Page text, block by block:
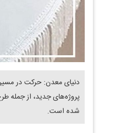
دنیای معدن: حرکت در
پروژه‌های جدید، از جمله
شده است.